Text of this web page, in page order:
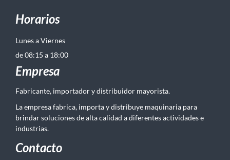
Horarios
Lunes a Viernes
de 08:15 a 18:00
Empresa
Fabricante, importador y distribuidor mayorista.
La empresa fabrica, importa y distribuye maquinaria para
brindar soluciones de alta calidad a diferentes actividades e
industrias.
Contacto